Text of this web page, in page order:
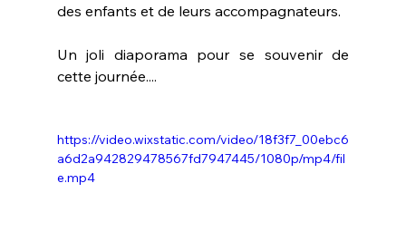
des enfants et de leurs accompagnateurs.
Un joli diaporama pour se souvenir de
cette journée....
https://video.wixstatic.com/video/18f3f7_00ebc6
a6d2a942829478567fd7947445/1080p/mp4/fil
e.mp4